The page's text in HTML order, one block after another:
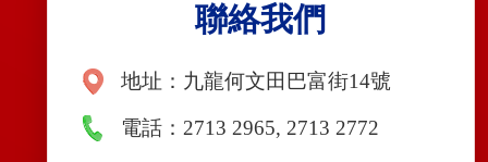
聯絡我們
地址：九龍何文田巴富街14號
電話：2713 2965, 2713 2772